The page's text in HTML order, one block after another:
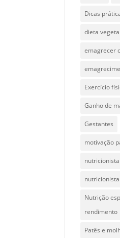
Dicas
dieta
emagrecer
Exercício
Ganho de
Gestantes
motivação
Nutrição
rendimento
Patês e